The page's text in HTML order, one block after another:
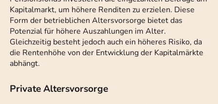
Kapitalmarkt, um höhere Renditen zu erzielen. Diese
Form der betrieblichen Altersvorsorge bietet das
Potenzial für höhere Auszahlungen im Alter.
Gleichzeitig besteht jedoch auch ein höheres Risiko, da
die Rentenhöhe von der Entwicklung der Kapitalmärkte
abhängt.
Private Altersvorsorge